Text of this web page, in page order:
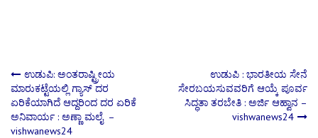
Post
navigation
ಉಡುಪಿ: ಅಂತರಾಷ್ಟ್ರೀಯ
ಮಾರುಕಟ್ಟೆಯಲ್ಲಿ ಗ್ಯಾಸ್ ದರ
ಏರಿಕೆಯಾಗಿದೆ ಆದ್ದರಿಂದ ದರ ಏರಿಕೆ
ಅನಿವಾರ್ಯ : ಅಣ್ಣಾ ಮಲೈ –
vishwanews24
ಉಡುಪಿ : ಭಾರತೀಯ ಸೇನೆ
ಸೇರಬಯಸುವವರಿಗೆ ಆಯ್ಕೆ ಪೂರ್ವ
ಸಿದ್ಧತಾ ತರಬೇತಿ : ಅರ್ಜಿ ಆಹ್ವಾನ –
vishwanews24